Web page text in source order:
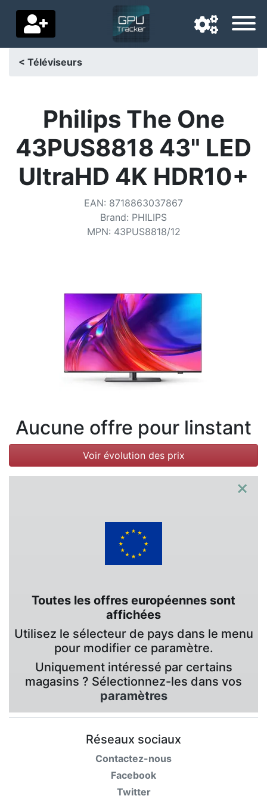
Pays de livraison
Accueil
Paramètres
Catégories
< Téléviseurs
Philips The One
43PUS8818 43" LED
UltraHD 4K HDR10+
EAN: 8718863037867
Brand: PHILIPS
MPN: 43PUS8818/12
Aucune offre pour linstant
Voir évolution des prix
×
Toutes les offres européennes sont
affichées
Utilisez le sélecteur de pays dans le menu
pour modifier ce paramètre.
Uniquement intéressé par certains
magasins ? Sélectionnez-les dans vos
paramètres
Réseaux sociaux
Contactez-nous
Facebook
Twitter